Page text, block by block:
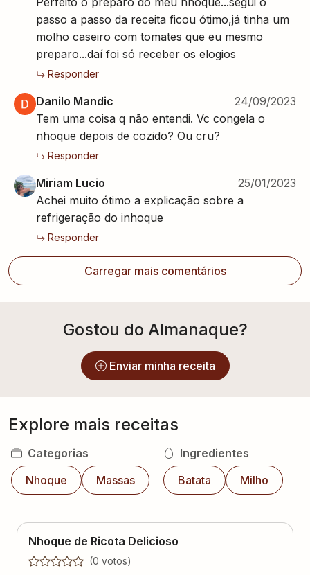
passo a passo da receita ficou ótimo,já tinha um
molho caseiro com tomates que eu mesmo
preparo...daí foi só receber os elogios
Responder
Danilo Mandic
24/09/2023
Tem uma coisa q não entendi. Vc congela o
nhoque depois de cozido? Ou cru?
Responder
Miriam Lucio
25/01/2023
Achei muito ótimo a explicação sobre a
refrigeração do inhoque
Responder
Carregar mais comentários
Gostou do Almanaque?
Enviar minha receita
Explore mais receitas
Categorias
Nhoque
Massas
Ingredientes
Batata
Milho
Nhoque de Ricota Delicioso
(0 votos)